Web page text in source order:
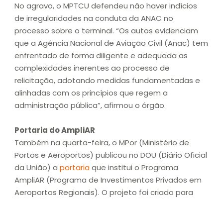
No agravo, o MPTCU defendeu não haver indícios
de irregularidades na conduta da ANAC no
processo sobre o terminal. “Os autos evidenciam
que a Agência Nacional de Aviação Civil (Anac) tem
enfrentado de forma diligente e adequada as
complexidades inerentes ao processo de
relicitação, adotando medidas fundamentadas e
alinhadas com os princípios que regem a
administração pública”, afirmou o órgão.
Portaria do AmpliAR
Também na quarta-feira, o MPor (Ministério de
Portos e Aeroportos) publicou no DOU (Diário Oficial
da União) a portariaque institui o Programa
AmpliAR (Programa de Investimentos Privados em
Aeroportos Regionais). O projeto foi criado para